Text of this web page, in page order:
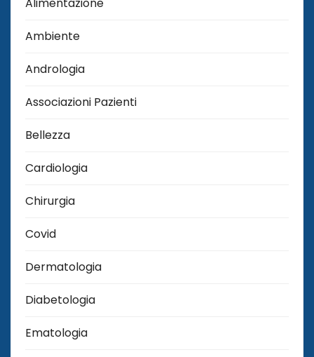
Alimentazione
Ambiente
Andrologia
Associazioni Pazienti
Bellezza
Cardiologia
Chirurgia
Covid
Dermatologia
Diabetologia
Ematologia